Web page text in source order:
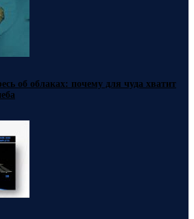
об облаках: почему для чуда хватит